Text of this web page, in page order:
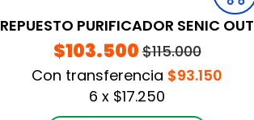
REPUESTO PURIFICADOR SENIC OUT
$103.500$115.000
Con transferencia $93.150
6 x $17.250